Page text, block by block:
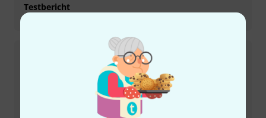
Testbericht
Catalyst Sequencer